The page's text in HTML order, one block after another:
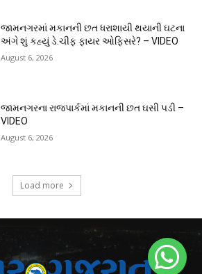
જામનગરમાં મકાનની છત ધરાશાયી થયાની ઘટના
અંગે શું કહ્યું ડે.ચીફ ફાયર ઓફિસરે? – VIDEO
August 6, 2026
જામનગરના રાજપાર્કમાં મકાનની છત ઘસી પડી –
VIDEO
August 6, 2026
Load more